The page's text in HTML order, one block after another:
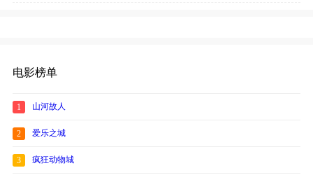
电影榜单
1 山河故人
2 爱乐之城
3 疯狂动物城